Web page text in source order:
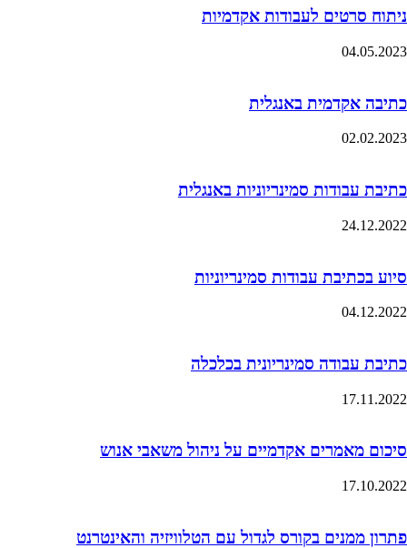
ניתוח סרטים לעבודות אקדמיות
04.05.2023
כתיבה אקדמית באנגלית
02.02.2023
כתיבת עבודות סמינריוניות באנגלית
24.12.2022
סיוע בכתיבת עבודות סמינריוניות
04.12.2022
כתיבת עבודה סמינריונית בכלכלה
17.11.2022
סיכום מאמרים אקדמיים על ניהול משאבי אנוש
17.10.2022
פתרון ממנים בקורס לגדול עם הטלוויזיה והאינטרנט